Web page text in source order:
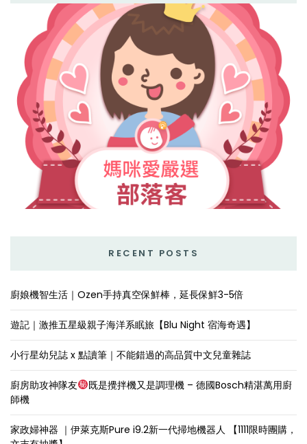
RECENT POSTS
廚娘機智生活｜Ozen手持真空保鮮棒，延長保鮮3-5倍
遊記｜激推五星級親子海洋系眠旅【Blu Night 宿海奇遇】
小行星幼兒誌 x 點讀筆｜不能錯過的高品質中文兒童雜誌
廚房助攻神隊友
既是攪拌機又是調理機 – 德國Bosch精湛萬用廚
師機
家政婦神器 ｜伊萊克斯Pure i9.2新一代掃地機器人 【1111限時團購，